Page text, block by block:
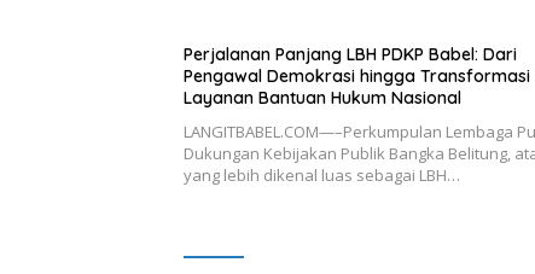
Perjalanan Panjang LBH PDKP Babel: Dari
Pengawal Demokrasi hingga Transformasi
Layanan Bantuan Hukum Nasional
LANGITBABEL.COM—–Perkumpulan Lembaga
Dukungan Kebijakan Publik Bangka Belitung,
yang lebih dikenal luas sebagai LBH…